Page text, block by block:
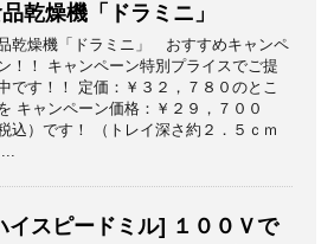
乾燥機「ドラミニ」
乾燥機「ドラミニ」 おすすめキャンペ
！！ キャンペーン特別プライスでご提
です！！ 定価：￥３２，７８０のとこ
キャンペーン価格：￥２９，７００
税込）です！ （トレイ深さ約２．５ｃｍ
イスピードミル] １００Ｖで